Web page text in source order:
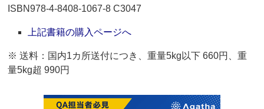
ISBN978-4-8408-1067-8 C3047
上記書籍の購入ページへ
※ 送料：国内1カ所送付につき、重量5kg以下 660円、重
量5kg超 990円